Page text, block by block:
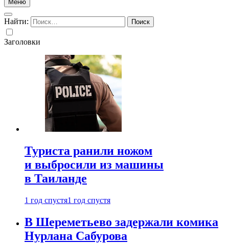
Меню
Найти:
Заголовки
Туриста ранили ножом
и выбросили из машины
в Таиланде
1 год спустя1 год спустя
В Шереметьево задержали комика
Нурлана Сабурова